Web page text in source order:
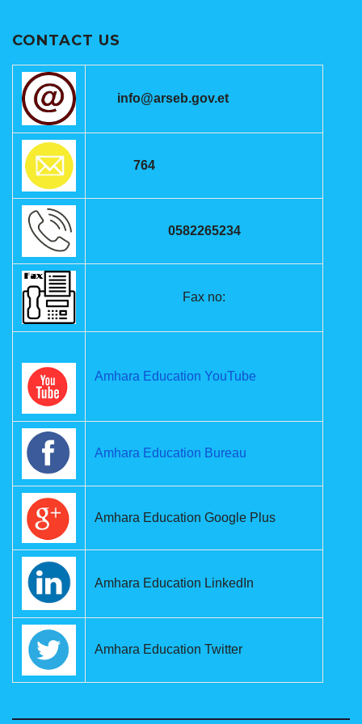
CONTACT US
info@arseb.gov.et
764
0582265234
Fax no:
Amhara Education YouTube
Amhara Education Bureau
Amhara Education Google Plus
Amhara Education LinkedIn
Amhara Education Twitter